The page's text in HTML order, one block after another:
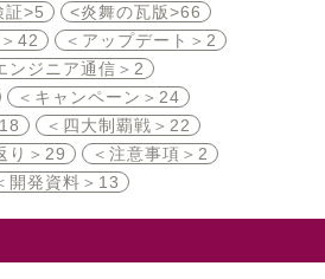
証>5 <炎舞の瓦版>66
42 ＜アップデート＞ 2
ンジニア通信＞ 2
＜キャンペーン＞ 24
18 ＜四大制覇戦＞ 22
り＞ 29 ＜注意事項＞ 2
開発資料＞ 13